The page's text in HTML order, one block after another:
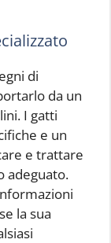
di
da un
I gatti
e un
e trattare
adeguato.
la sua